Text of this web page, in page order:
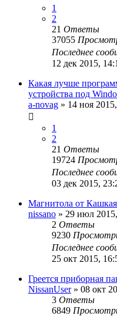
1
2
21 Ответы
37055
Последнее
12 дек 2015,
Какая лучше
устройства под
a-novag » 14 ноя
1
2
21 Ответы
19724
Последнее
03 дек 2015,
Магнитола от
nissano » 29 июл
2 Ответы
9230
Последнее
25 окт 2015,
Греется приборная
NissanUser» 08 окт
3 Ответы
6849